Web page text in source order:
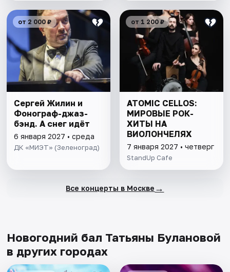
от 2 000 ₽
Сергей Жилин и
Фонограф-джаз-
бэнд. А снег идёт
6 января 2027 • среда
ДК «МИЭТ» (Зеленоград)
от 1 200 ₽
ATOMIC CELLOS:
МИРОВЫЕ РОК-
ХИТЫ НА
ВИОЛОНЧЕЛЯХ
7 января 2027 • четверг
StandUp Cafe
Все концерты в Москве →
Новогодний бал Татьяны Булановой
в других городах